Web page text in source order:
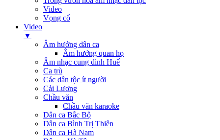
Video
Vọng cổ
Video
▼
Âm hưởng dân ca
Âm hưởng quan họ
Âm nhạc cung đình Huế
Ca trù
Các dân tộc ít người
Cải Lương
Chầu văn
Chầu văn karaoke
Dân ca Bắc Bộ
Dân ca Bình Trị Thiên
Dân ca Hà Nam